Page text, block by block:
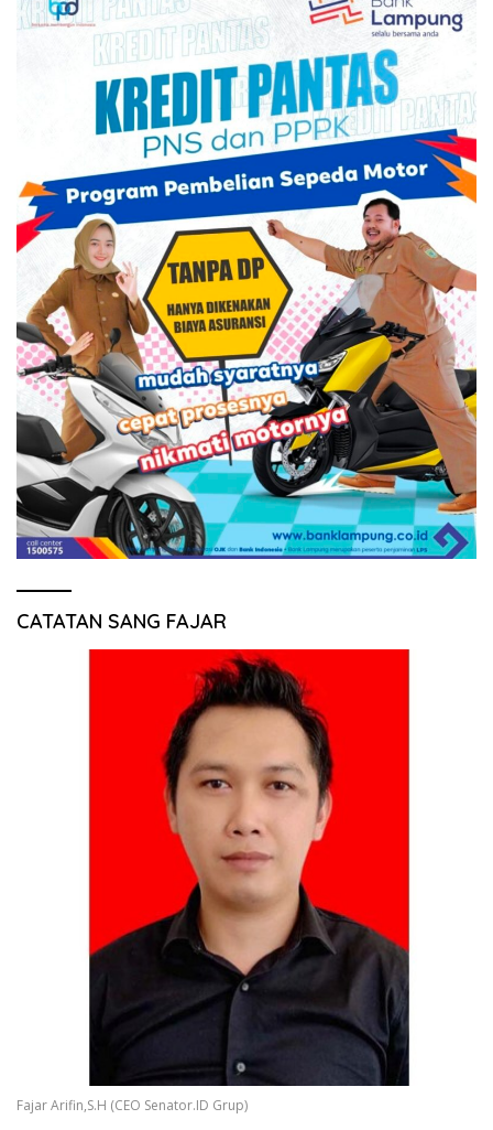
CATATAN SANG FAJAR
Fajar Arifin,S.H (CEO Senator.ID Grup)